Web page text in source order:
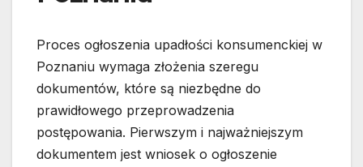
Proces ogłoszenia upadłości konsumenckiej w
Poznaniu wymaga złożenia szeregu
dokumentów, które są niezbędne do
prawidłowego przeprowadzenia
postępowania. Pierwszym i najważniejszym
dokumentem jest wniosek o ogłoszenie